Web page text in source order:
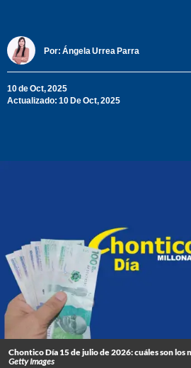
Por: Ángela Urrea Parra
10 de Oct, 2025
Actualizado: 10 De Oct, 2025
Chontico Día 15 de julio de 2026: cuáles son los
Getty Images